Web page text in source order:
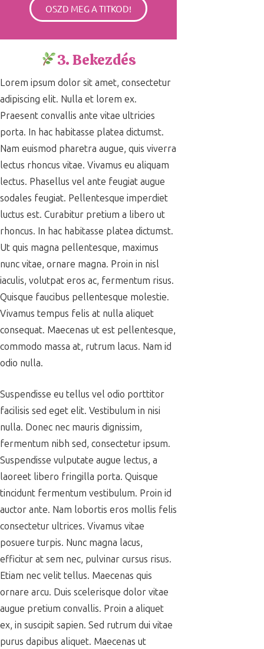
OSZD MEG A TITKOD!
3. Bekezdés
Lorem ipsum dolor sit amet, consectetur
adipiscing elit. Nulla et lorem ex.
Praesent convallis ante vitae ultricies
porta. In hac habitasse platea dictumst.
Nam euismod pharetra augue, quis viverra
lectus rhoncus vitae. Vivamus eu aliquam
lectus. Phasellus vel ante feugiat augue
sodales feugiat. Pellentesque imperdiet
luctus est. Curabitur pretium a libero ut
rhoncus. In hac habitasse platea dictumst.
Ut quis magna pellentesque, maximus
nunc vitae, ornare magna. Proin in nisl
iaculis, volutpat eros ac, fermentum risus.
Quisque faucibus pellentesque molestie.
Vivamus tempus felis at nulla aliquet
consequat. Maecenas ut est pellentesque,
commodo massa at, rutrum lacus. Nam id
odio nulla.
Suspendisse eu tellus vel odio porttitor
facilisis sed eget elit. Vestibulum in nisi
nulla. Donec nec mauris dignissim,
fermentum nibh sed, consectetur ipsum.
Suspendisse vulputate augue lectus, a
laoreet libero fringilla porta. Quisque
tincidunt fermentum vestibulum. Proin id
auctor ante. Nam lobortis eros mollis felis
consectetur ultrices. Vivamus vitae
posuere turpis. Nunc magna lacus,
efficitur at sem nec, pulvinar cursus risus.
Etiam nec velit tellus. Maecenas quis
ornare arcu. Duis scelerisque dolor vitae
augue pretium convallis. Proin a aliquet
ex, in suscipit sapien. Sed rutrum dui vitae
purus dapibus aliquet. Maecenas ut